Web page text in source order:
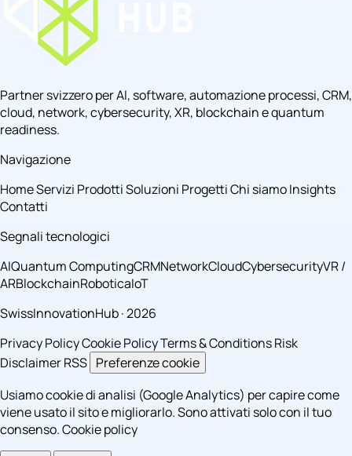
Partner svizzero per AI, software, automazione processi, CRM,
cloud, network, cybersecurity, XR, blockchain e quantum
readiness.
Navigazione
HomeServizi ProdottiSoluzioni ProgettiChi siamoInsights
Contatti
Segnali tecnologici
AIQuantum ComputingCRMNetworkCloudCybersecurityVR /
ARBlockchainRoboticaIoT
SwissInnovationHub · 2026
Privacy PolicyCookie PolicyTerms & ConditionsRisk
DisclaimerRSS Preferenze cookie
Usiamo cookie di analisi (Google Analytics) per capire come
viene usato il sito e migliorarlo. Sono attivati solo con il tuo
consenso.Cookie policy